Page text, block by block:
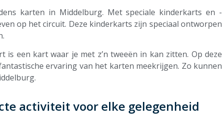
karten in Middelburg. Met speciale kinderkarts en -
op het circuit. Deze kinderkarts zijn speciaal ontworpen
een kart waar je met z’n tweeën in kan zitten. Op deze
ervaring van het karten meekrijgen. Zo kunnen
activiteit voor elke gelegenheid